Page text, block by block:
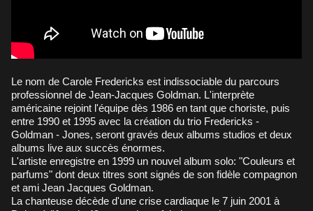
Le nom de Carole Fredericks est indissociable du parcours
professionnel de Jean-Jacques Goldman. L'interprète
américaine rejoint l'équipe dès 1986 en tant que choriste, puis
entre 1990 et 1995 avec la création du trio Fredericks -
Goldman - Jones, seront gravés deux albums studios et deux
albums live aux succès énormes.
L'artiste enregistre en 1999 un nouvel album solo: "Couleurs et
parfums" dont deux titres sont signés de son fidèle compagnon
et ami Jean Jacques Goldman.
La chanteuse décède d'une crise cardiaque le 7 juin 2001 à